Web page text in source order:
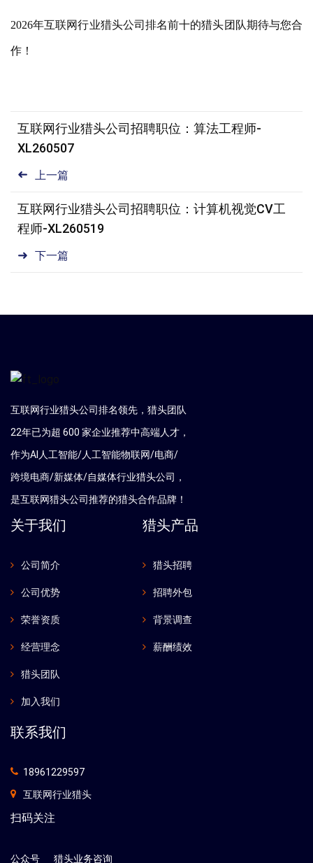
2026年互联网行业猎头公司排名前十的猎头团队期待与您合
作！
上一篇
互联网行业猎头公司招聘职位：算法工程师-
XL260507
下一篇
互联网行业猎头公司招聘职位：计算机视觉CV工
程师-XL260519
互联网行业猎头公司排名领先，猎头团队
22年已为超 600 家企业推荐中高端人才，
作为AI人工智能/人工智能物联网/电商/
跨境电商/新媒体/自媒体行业猎头公司，
是互联网猎头公司推荐的猎头合作品牌！
关于我们
公司简介
公司优势
荣誉资质
经营理念
猎头团队
加入我们
猎头产品
猎头招聘
招聘外包
背景调查
薪酬绩效
联系我们
18961229597
互联网行业猎头
扫码关注
公众号 猎头业务咨询